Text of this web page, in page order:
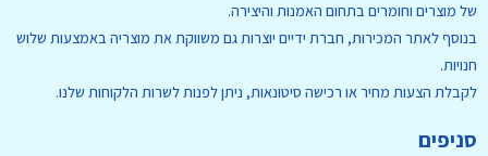
של מוצרים וחומרים בתחום האמנות והיצירה.
בנוסף לאתר המכירות, חברת ידיים יוצרות גם משווקת את מוצריה באמצעות שלוש
חנויות.
לקבלת הצעות מחיר או רכישה סיטונאות, ניתן לפנות לשרות הלקוחות שלנו.
סניפים